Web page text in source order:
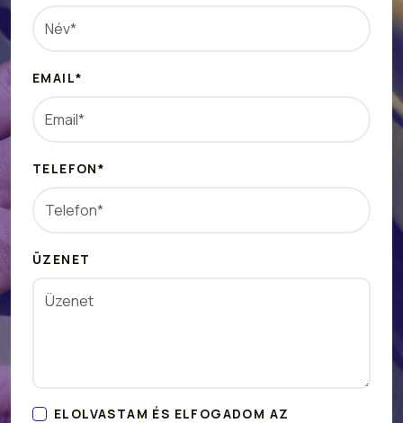
EMAIL*
TELEFON*
ÜZENET
ELOLVASTAM ÉS ELFOGADOM AZ